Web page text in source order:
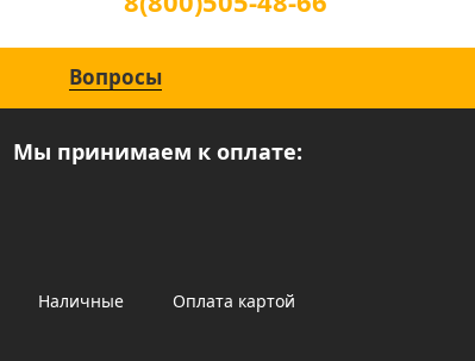
Вопросы
Мы принимаем к оплате:
Наличные Оплата картой